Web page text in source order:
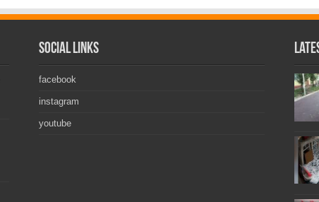
Social Links
facebook
instagram
youtube